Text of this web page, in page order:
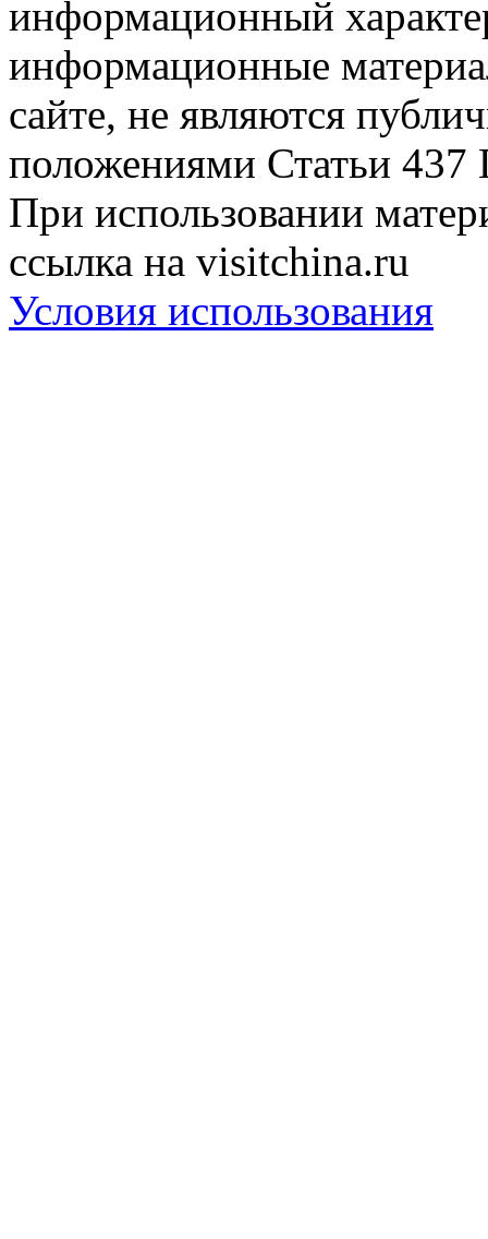
информационный
информационные
сайте, не являются
положениями Статьи 437
При использовании
ссылка на visitchina.ru
Условия использования